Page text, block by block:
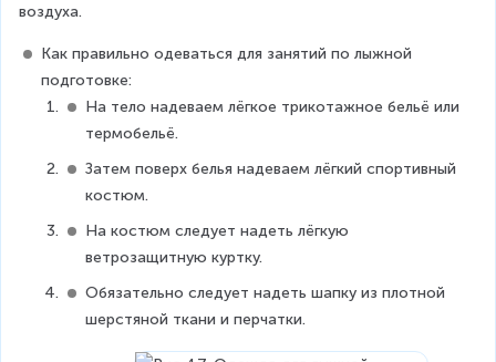
воздуха.
Как правильно одеваться для занятий по лыжной
подготовке:
На тело надеваем лёгкое трикотажное бельё или
термобельё.
Затем поверх белья надеваем лёгкий спортивный
костюм.
На костюм следует надеть лёгкую
ветрозащитную куртку.
Обязательно следует надеть шапку из плотной
шерстяной ткани и перчатки.